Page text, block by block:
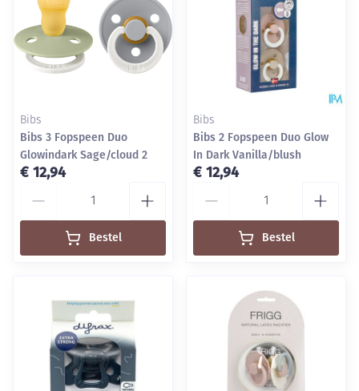
Bibs
Bibs 3 Fopspeen Duo
Glowindark Sage/cloud 2
€ 12,94
Bestel
Bibs
Bibs 2 Fopspeen Duo Glow
In Dark Vanilla/blush
€ 12,94
Bestel